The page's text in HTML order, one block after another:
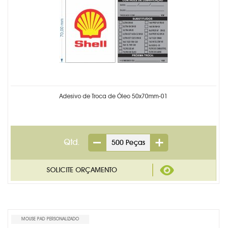
Adesivo de Troca de Óleo 50x70mm-01
Qtd.
MOUSE PAD PERSONALIZADO